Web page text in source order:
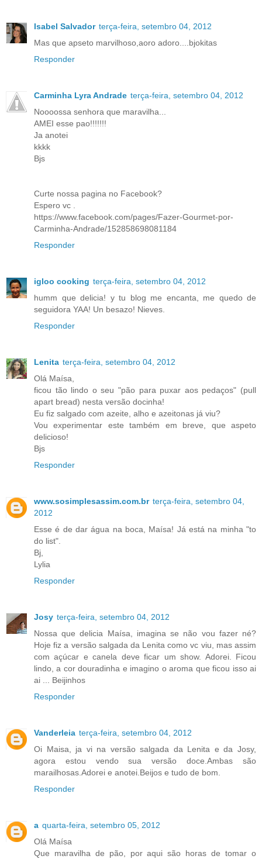
Isabel Salvador terça-feira, setembro 04, 2012
Mas que apseto marvilhoso,aoro adoro....bjokitas
Responder
Carminha Lyra Andrade terça-feira, setembro 04, 2012
Noooossa senhora que maravilha...
AMEI esse pao!!!!!!!
Ja anotei
kkkk
Bjs
Curte nossa pagina no Facebook?
Espero vc .
https://www.facebook.com/pages/Fazer-Gourmet-por-
Carminha-Andrade/152858698081184
Responder
igloo cooking terça-feira, setembro 04, 2012
humm que delicia! y tu blog me encanta, me quedo de
seguidora YAA! Un besazo! Nieves.
Responder
Lenita terça-feira, setembro 04, 2012
Olá Maísa,
ficou tão lindo o seu "pão para puxar aos pedaços" (pull
apart bread) nesta versão docinha!
Eu fiz salgado com azeite, alho e azeitonas já viu?
Vou experimentar este também em breve, que aspeto
delicioso!
Bjs
Responder
www.sosimplesassim.com.br terça-feira, setembro 04,
2012
Esse é de dar água na boca, Maísa! Já está na minha "to
do list".
Bj,
Lylia
Responder
Josy terça-feira, setembro 04, 2012
Nossa que delicia Maísa, imagina se não vou fazer né?
Hoje fiz a versão salgada da Lenita como vc viu, mas assim
com açúcar e canela deve ficar um show. Adorei. Ficou
lindo, a cor douradinha e imagino o aroma que ficou isso ai
ai ... Beijinhos
Responder
Vanderleia terça-feira, setembro 04, 2012
Oi Maisa, ja vi na versão salgada da Lenita e da Josy,
agora estou vendo sua versão doce.Ambas são
marailhosas.Adorei e anotei.Beijos e tudo de bom.
Responder
a quarta-feira, setembro 05, 2012
Olá Maísa
Que maravilha de pão, por aqui são horas de tomar o